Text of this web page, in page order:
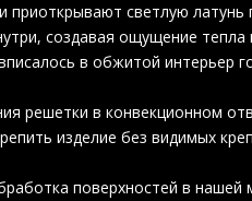
приоткрывают светлую
создавая ощущение
в обжитой интерьер
решетки в конвекционном
изделие без видимых
поверхностей в нашей